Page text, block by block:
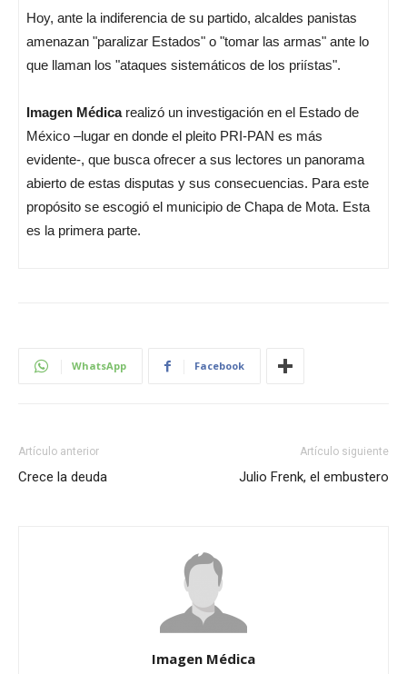
Hoy, ante la indiferencia de su partido, alcaldes panistas
amenazan "paralizar Estados" o "tomar las armas" ante lo
que llaman los "ataques sistemáticos de los priístas".
Imagen Médicarealizó un investigación en el Estado de
México –lugar en donde el pleito PRI-PAN es más
evidente-, que busca ofrecer a sus lectores un panorama
abierto de estas disputas y sus consecuencias. Para este
propósito se escogió el municipio de Chapa de Mota. Esta
es la primera parte.
WhatsApp Facebook
Artículo anterior
Crece la deuda
Artículo siguiente
Julio Frenk, el embustero
Imagen Médica